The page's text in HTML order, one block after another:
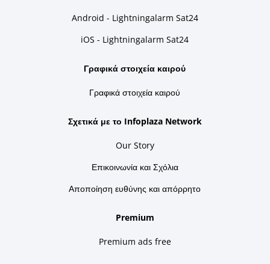
Android - Lightningalarm Sat24
iOS - Lightningalarm Sat24
Γραφικά στοιχεία καιρού
Γραφικά στοιχεία καιρού
Σχετικά με το Infoplaza Network
Our Story
Επικοινωνία και Σχόλια
Αποποίηση ευθύνης και απόρρητο
Premium
Premium ads free